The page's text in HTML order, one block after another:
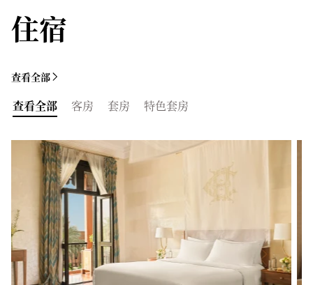
住宿
查看全部
查看全部 客房 套房 特色套房